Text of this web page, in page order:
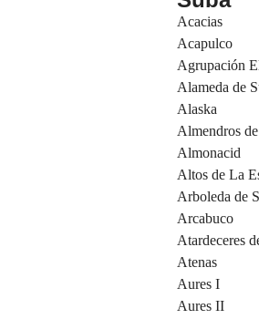
Acacias
Acapulco
Agrupación
Alameda de
Alaska
Almendros
Almonacid
Altos de La
Arboleda de
Arcabuco
Atardeceres
Atenas
Aures I
Aures II